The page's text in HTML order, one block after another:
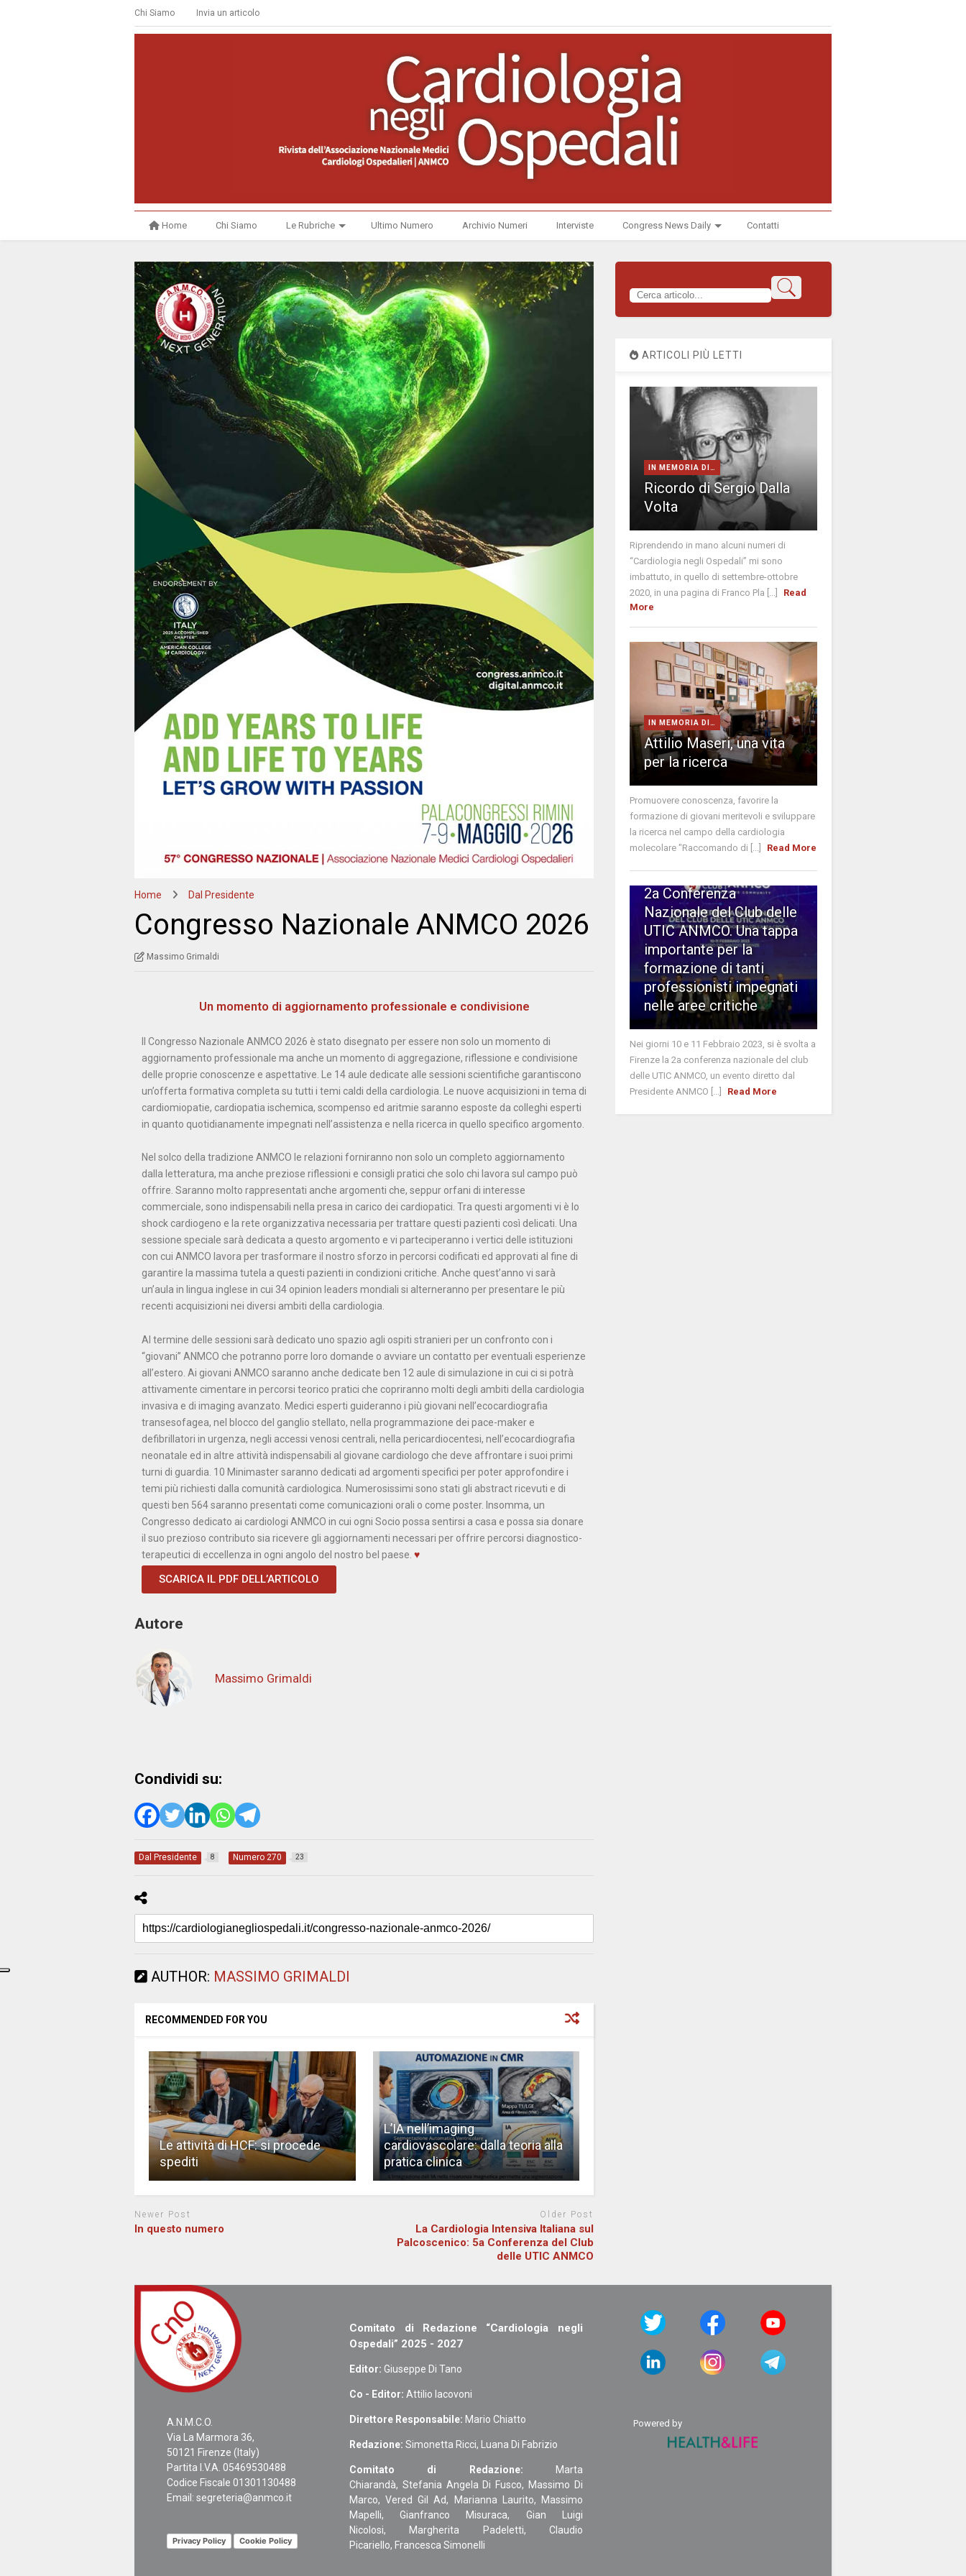
Chi Siamo Invia un articolo
Home Chi Siamo Le Rubriche Ultimo Numero Archivio Numeri Interviste Congress News Daily Contatti
Home Dal Presidente
Congresso Nazionale ANMCO 2026
Massimo Grimaldi
Un momento di aggiornamento professionale e condivisione
Il Congresso Nazionale ANMCO 2026 è stato disegnato per essere non solo un momento di
aggiornamento professionale ma anche un momento di aggregazione, riflessione e condivisione
delle proprie conoscenze e aspettative. Le 14 aule dedicate alle sessioni scientifiche garantiscono
un’offerta formativa completa su tutti i temi caldi della cardiologia. Le nuove acquisizioni in tema di
cardiomiopatie, cardiopatia ischemica, scompenso ed aritmie saranno esposte da colleghi esperti
in quanto quotidianamente impegnati nell’assistenza e nella ricerca in quello specifico argomento.
Nel solco della tradizione ANMCO le relazioni forniranno non solo un completo aggiornamento
dalla letteratura, ma anche preziose riflessioni e consigli pratici che solo chi lavora sul campo può
offrire. Saranno molto rappresentati anche argomenti che, seppur orfani di interesse
commerciale, sono indispensabili nella presa in carico dei cardiopatici. Tra questi argomenti vi è lo
shock cardiogeno e la rete organizzativa necessaria per trattare questi pazienti così delicati. Una
sessione speciale sarà dedicata a questo argomento e vi parteciperanno i vertici delle istituzioni
con cui ANMCO lavora per trasformare il nostro sforzo in percorsi codificati ed approvati al fine di
garantire la massima tutela a questi pazienti in condizioni critiche. Anche quest’anno vi sarà
un’aula in lingua inglese in cui 34 opinion leaders mondiali si alterneranno per presentare le più
recenti acquisizioni nei diversi ambiti della cardiologia.
Al termine delle sessioni sarà dedicato uno spazio agli ospiti stranieri per un confronto con i
“giovani” ANMCO che potranno porre loro domande o avviare un contatto per eventuali esperienze
all’estero. Ai giovani ANMCO saranno anche dedicate ben 12 aule di simulazione in cui ci si potrà
attivamente cimentare in percorsi teorico pratici che copriranno molti degli ambiti della cardiologia
invasiva e di imaging avanzato. Medici esperti guideranno i più giovani nell’ecocardiografia
transesofagea, nel blocco del ganglio stellato, nella programmazione dei pace-maker e
defibrillatori in urgenza, negli accessi venosi centrali, nella pericardiocentesi, nell’ecocardiografia
neonatale ed in altre attività indispensabili al giovane cardiologo che deve affrontare i suoi primi
turni di guardia. 10 Minimaster saranno dedicati ad argomenti specifici per poter approfondire i
temi più richiesti dalla comunità cardiologica. Numerosissimi sono stati gli abstract ricevuti e di
questi ben 564 saranno presentati come comunicazioni orali o come poster. Insomma, un
Congresso dedicato ai cardiologi ANMCO in cui ogni Socio possa sentirsi a casa e possa sia donare
il suo prezioso contributo sia ricevere gli aggiornamenti necessari per offrire percorsi diagnostico-
terapeutici di eccellenza in ogni angolo del nostro bel paese. ♥
SCARICA IL PDF DELL’ARTICOLO
Autore
Massimo Grimaldi
Condividi su:
Dal Presidente 8 Numero 270 23
AUTHOR: MASSIMO GRIMALDI
RECOMMENDED FOR YOU
Le attività di HCF: si procede
spediti
L’IA nell’imaging
cardiovascolare: dalla teoria alla
pratica clinica
Newer Post
In questo numero
Older Post
La Cardiologia Intensiva Italiana sul
Palcoscenico: 5a Conferenza del Club
delle UTIC ANMCO
ARTICOLI PIÙ LETTI
IN MEMORIA DI…
Ricordo di Sergio Dalla
Volta
Riprendendo in mano alcuni numeri di
“Cardiologia negli Ospedali” mi sono
imbattuto, in quello di settembre-ottobre
2020, in una pagina di Franco Pla [...]
Read
More
IN MEMORIA DI…
Attilio Maseri, una vita
per la ricerca
Promuovere conoscenza, favorire la
formazione di giovani meritevoli e sviluppare
la ricerca nel campo della cardiologia
molecolare "Raccomando di [...]
Read More
DAL DIRETTIVO
2a Conferenza
Nazionale del Club delle
UTIC ANMCO. Una tappa
importante per la
formazione di tanti
professionisti impegnati
nelle aree critiche
Nei giorni 10 e 11 Febbraio 2023, si è svolta a
Firenze la 2a conferenza nazionale del club
delle UTIC ANMCO, un evento diretto dal
Presidente ANMCO [...]
Read More
A.N.M.C.O.
Via La Marmora 36,
50121 Firenze (Italy)
Partita I.V.A. 05469530488
Codice Fiscale 01301130488
Email: segreteria@anmco.it
Privacy Policy Cookie Policy
Comitato di Redazione “Cardiologia negli
Ospedali” 2025 - 2027
Editor: Giuseppe Di Tano
Co - Editor: Attilio Iacovoni
Direttore Responsabile: Mario Chiatto
Redazione: Simonetta Ricci, Luana Di Fabrizio
Comitato di Redazione: Marta
Chiarandà, Stefania Angela Di Fusco, Massimo Di
Marco, Vered Gil Ad, Marianna Laurito, Massimo
Mapelli, Gianfranco Misuraca, Gian Luigi
Nicolosi, Margherita Padeletti, Claudio
Picariello, Francesca Simonelli
Powered by